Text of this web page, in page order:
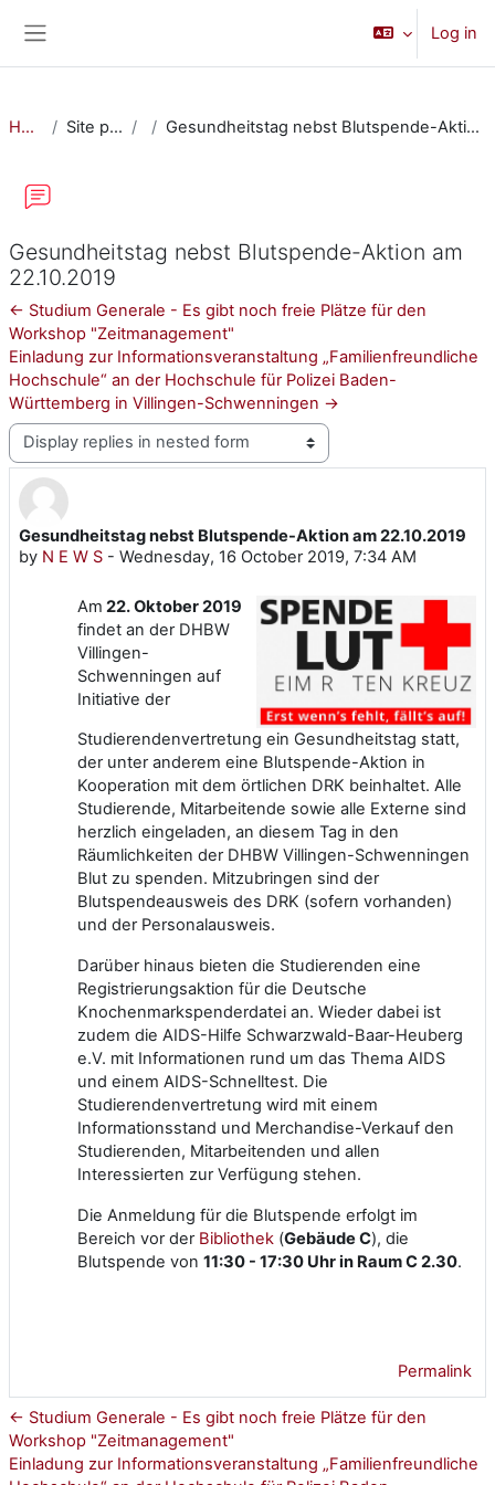
Log in
Home Site pages Gesundheitstag nebst Blutspende-Aktion am 22.10.2019
Gesundheitstag nebst Blutspende-Aktion am
22.10.2019
← Studium Generale - Es gibt noch freie Plätze für den
Workshop "Zeitmanagement"
Einladung zur Informationsveranstaltung „Familienfreundliche
Hochschule“ an der Hochschule für Polizei Baden-
Württemberg in Villingen-Schwenningen →
Display mode
Gesundheitstag nebst Blutspende-Aktion am 22.10.2019
by N E W S - Wednesday, 16 October 2019, 7:34 AM
Number of replies: 0
Am 22. Oktober 2019
findet an der DHBW
Villingen-
Schwenningen auf
Initiative der
Studierendenvertretung ein Gesundheitstag statt,
der unter anderem eine Blutspende-Aktion in
Kooperation mit dem örtlichen DRK beinhaltet. Alle
Studierende, Mitarbeitende sowie alle Externe sind
herzlich eingeladen, an diesem Tag in den
Räumlichkeiten der DHBW Villingen-Schwenningen
Blut zu spenden. Mitzubringen sind der
Blutspendeausweis des DRK (sofern vorhanden)
und der Personalausweis.
Darüber hinaus bieten die Studierenden eine
Registrierungsaktion für die Deutsche
Knochenmarkspenderdatei an. Wieder dabei ist
zudem die AIDS-Hilfe Schwarzwald-Baar-Heuberg
e.V. mit Informationen rund um das Thema AIDS
und einem AIDS-Schnelltest. Die
Studierendenvertretung wird mit einem
Informationsstand und Merchandise-Verkauf den
Studierenden, Mitarbeitenden und allen
Interessierten zur Verfügung stehen.
Die Anmeldung für die Blutspende erfolgt im
Bereich vor der Bibliothek (Gebäude C), die
Blutspende von 11:30 - 17:30 Uhr in Raum C 2.30.
Permalink
← Studium Generale - Es gibt noch freie Plätze für den
Workshop "Zeitmanagement"
Einladung zur Informationsveranstaltung „Familienfreundliche